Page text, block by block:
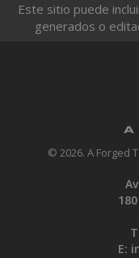
Este sitio puede
generados o
© 2026. A Forged
E: